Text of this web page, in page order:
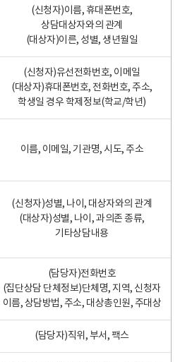
(신청자)이름, 휴대폰번호,
상담대상자와의 관계
(대상자)이른, 성별, 생년월일
(신청자)유선전화번호, 이메일
(대상자)휴대폰번호, 전화번호, 주소,
학생일 경우 학제정보(학교/학년)
이름, 이메일, 기관명, 시도, 주소
(신청자)성별, 나이, 대상자와의 관계
(대상자)성별, 나이, 과의존 종류,
기타상담내용
(담당자)전화번호
(집단상담 단체정보)단체명, 지역, 신청자
이름, 상담방법, 주소, 대상총인원, 주대상
(담당자)직위, 부서, 팩스